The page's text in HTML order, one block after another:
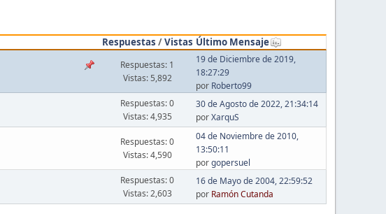
Respuestas /Vistas Último Mensaje
Respuestas: 1
Vistas: 5,892
19 de Diciembre de 2019,
18:27:29
por Roberto99
Respuestas: 0
Vistas: 4,935
30 de Agosto de 2022, 21:34:14
porXarquS
Respuestas: 0
Vistas: 4,590
04 de Noviembre de 2010,
13:50:11
porgopersuel
Respuestas: 0
Vistas: 2,603
16 de Mayo de 2004, 22:59:52
por Ramón Cutanda